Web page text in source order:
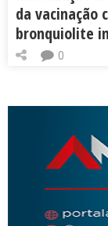
da vacinação
bronquiolite
0